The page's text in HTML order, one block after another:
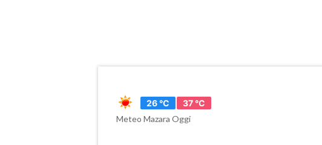
26 °C
37 °C
Meteo Mazara Oggi